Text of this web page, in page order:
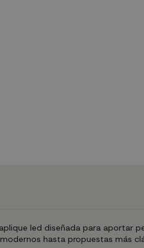
led diseñada para aportar
hasta propuestas más